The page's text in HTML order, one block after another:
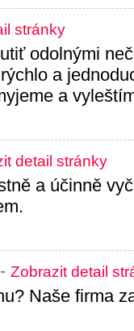
stránky
odolnými
a
a
detail stránky
a účinně
- Zobrazit detail
Naše firma